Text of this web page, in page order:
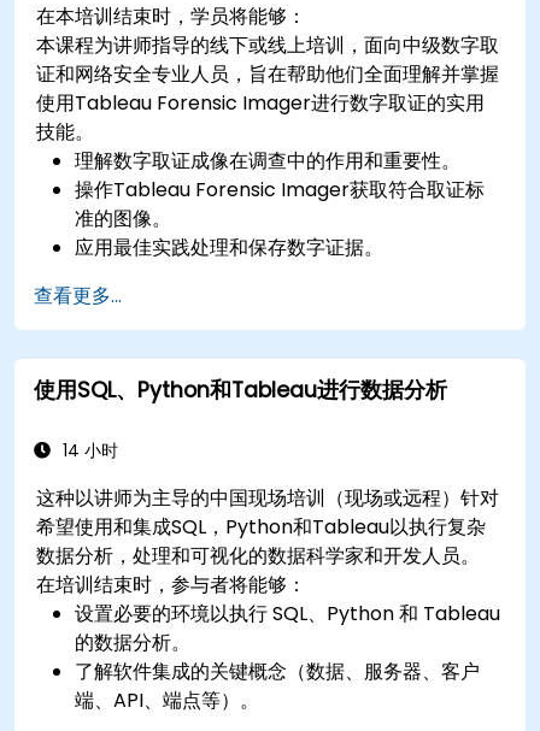
器来讲述有凝聚力的叙述。
在本培训结束时，学员将能够：
本课程为讲师指导的线下或线上培训，面向中级数字取
证和网络安全专业人员，旨在帮助他们全面理解并掌握
使用Tableau Forensic Imager进行数字取证的实用
技能。
理解数字取证成像在调查中的作用和重要性。
操作Tableau Forensic Imager获取符合取证标
准的图像。
应用最佳实践处理和保存数字证据。
分析和验证取证图像，确保其完整性和法庭可采
性。
查看更多...
使用SQL、Python和Tableau进行数据分析
14 小时
这种以讲师为主导的中国现场培训（现场或远程）针对
希望使用和集成SQL，Python和Tableau以执行复杂
数据分析，处理和可视化的数据科学家和开发人员。
在培训结束时，参与者将能够：
设置必要的环境以执行 SQL、Python 和 Tableau
的数据分析。
了解软件集成的关键概念（数据、服务器、客户
端、API、端点等）。